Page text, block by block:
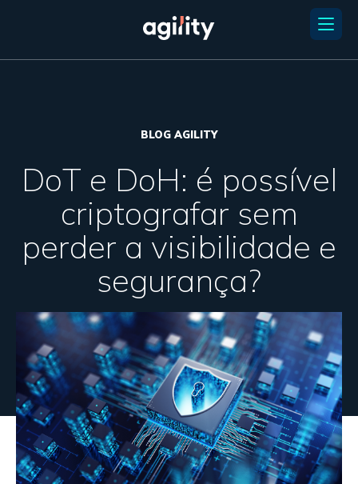
BLOG AGILITY
DoT e DoH: é possível
criptografar sem
perder a visibilidade e
segurança?